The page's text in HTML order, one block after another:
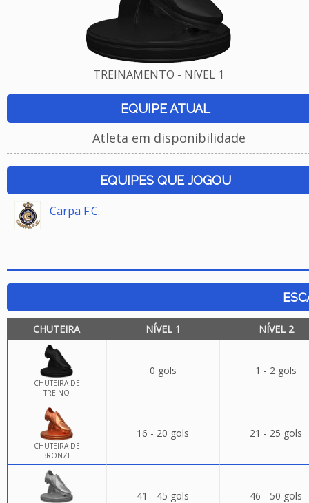
TREINAMENTO - NíVEL 1
EQUIPE ATUAL
Atleta em disponibilidade
EQUIPES QUE JOGOU
Carpa F.C.
CHUTEIRA NÍVEL 1 NÍVEL 2
CHUTEIRA DE
TREINO
0 gols 1 - 2 gols
CHUTEIRA DE
BRONZE
16 - 20 gols 21 - 25 gols
41 - 45 gols 46 - 50 gols